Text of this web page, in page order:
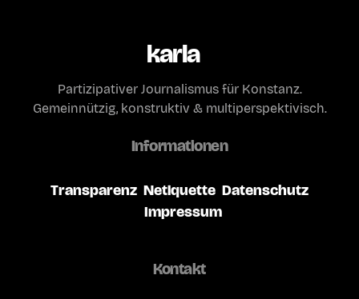
karla
Partizipativer Journalismus für Konstanz.
Gemeinnützig, konstruktiv & multiperspektivisch.
Informationen
Transparenz Netiquette Datenschutz
Impressum
Kontakt